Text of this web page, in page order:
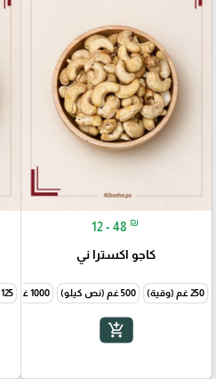
12 - 48 ₪
كاجو اكسترا ني
250 غم (وقية) 500 غم (نص كيلو) 1000 غم (1 كيلو)
add_shopping_cart
125 غم (نص وقية)